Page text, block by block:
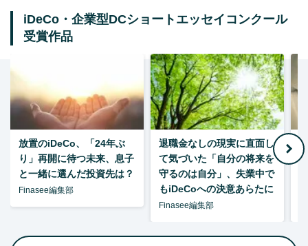
iDeCo・企業型DCショートエッセイコンクール
受賞作品
放置のiDeCo、「24年ぶ
り」再開に待つ未来、息子
と一緒に選んだ投資先は？
Finasee編集部
退職金なしの現実に直面し
て気づいた「自分の将来を
守るのは自分」、失業中で
もiDeCoへの決意あらたに
Finasee編集部